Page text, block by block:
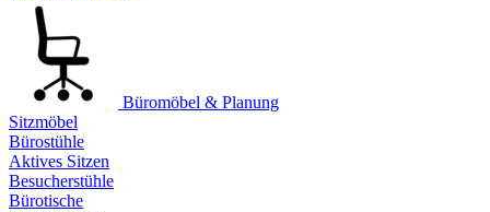
Büromöbel & Planung
Sitzmöbel
Bürostühle
Aktives Sitzen
Besucherstühle
Bürotische